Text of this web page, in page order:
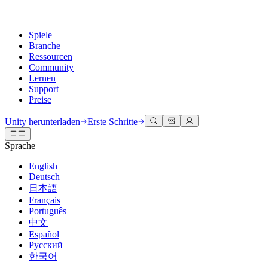
Spiele
Branche
Ressourcen
Community
Lernen
Support
Preise
Unity Engine
Erstellen Sie 2D- und 3D-Spiele für jede Plattform
Zusammenarbeit
Schnell mit Ihrem Team zusammenarbeiten und iterieren
Unity herunterladen
Abonnements und Preise
Bereitstellen
Multiplattform
3D-Zusammenarbeit
Erstellen und überprüfen Sie 3D-Projekte in Echtzeit
Immersive Schulung
In immersiven Umgebungen trainieren
Kundenerlebnisse
Interaktive 3D-Erlebnisse erstellen
Branchen
Fertigung
Dokumentation
Entwicklertools
Versionsfreigaben und Fehlerverfolgung
Roadmap
Bevorstehende Funktionen überprüfen
Glossar
Diskussionen
Veranstaltungen
Globale und lokale Veranstaltungen
Gemeinschaftsgeschichten
Made with Unity
Präsentation von Unity-Schöpfern
Unity Learn
Meistern Sie Unity-Fähigkeiten kostenlos
Professionelles Training
Verbessern Sie Ihr Team mit Unity-Trainern
Neu bei Unity
Erste Schritte
Beginnen Sie noch heute mit dem Lernen
Unity Essential Pathways
Hilfe erhalten
Wir helfen Ihnen, mit Unity erfolgreich zu sein
Erfolgspläne
Erreichen Sie Ihre Ziele schneller mit Expertenunterstützung
FAQ
Antworten auf häufige Fragen
Kontakt aufnehmen
Verbinden Sie sich mit unserem Team
Unity herunterladen Erste Schritte
Sprache
English
Deutsch
日本語
Français
Português
中文
Español
Русский
한국어